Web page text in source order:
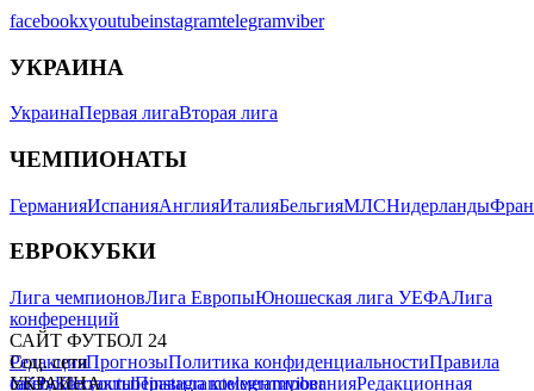
facebookxyoutubeinstagramtelegramviber
УКРАИНА
УкраинаПервая лигаВторая лига
ЧЕМПИОНАТЫ
ГерманияИспанияАнглияИталияБельгияМЛСНидерланды
ЕВРОКУБКИ
Лига чемпионовЛига ЕвропыЮношеская лига УЕФАЛига
конференций
САЙТ ФУТБОЛ 24
РедакцияПрогнозыПолитика конфиденциальностиПравила
сайтуКонтактыПравила комментированияРедакционная
Соц. сети
facebookxyoutubeinstagramtelegramviber
УКРАИНА